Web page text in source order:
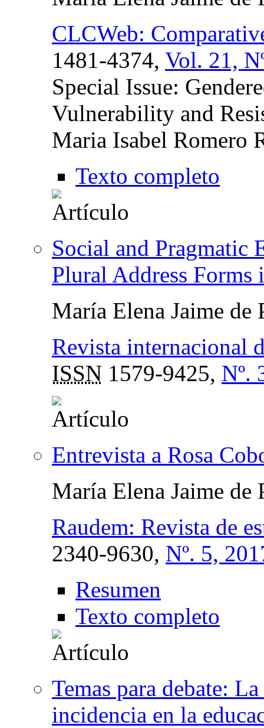
CLCWeb:
1481-4374, Vol. 21,
Special Issue:
Vulnerability and
Maria Isabel Romero
Texto completo
Social and Pragmatic
Plural Address Forms
María Elena Jaime de
Revista internacional
ISSN 1579-9425, Nº.
Entrevista a Rosa
María Elena Jaime de
Raudem: Revista de
2340-9630, Nº. 5,
Resumen
Texto completo
Temas para debate:
incidencia en la